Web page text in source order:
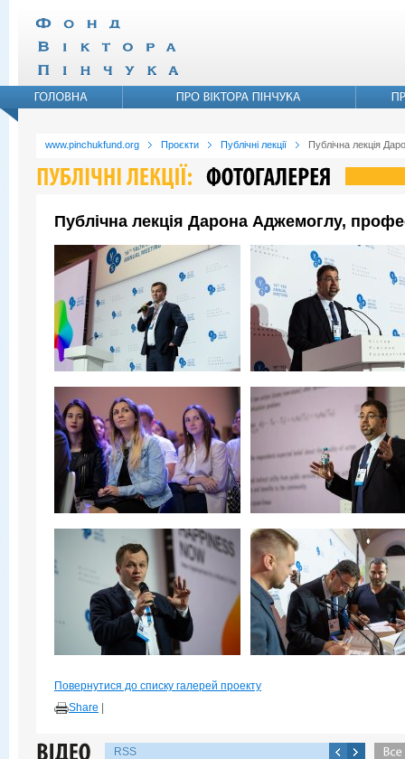
www.pinchukfund.org Проєкти Публічні лекції Публічна лекція
Публічна лекція Дарона Аджемоглу,
Повернутися до списку галерей проекту
Share
RSS